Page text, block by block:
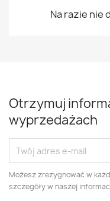
Na razie nie
Otrzymuj
wyprzedażach
Możesz zrezygnować w
szczegóły w naszej